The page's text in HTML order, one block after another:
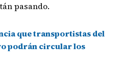
pasando.
que transportistas del
podrán circular los